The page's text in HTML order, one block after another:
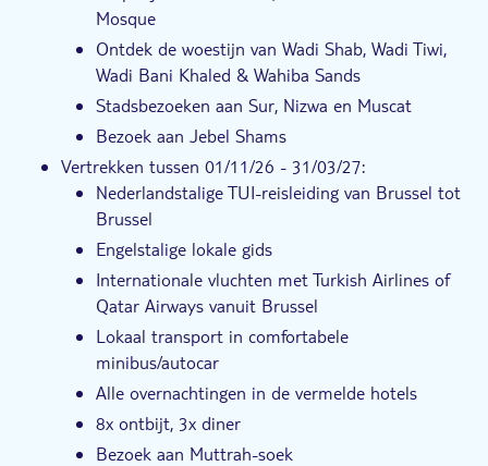
Mosque
Ontdek de woestijn van Wadi Shab, Wadi Tiwi,
Wadi Bani Khaled & Wahiba Sands
Stadsbezoeken aan Sur, Nizwa en Muscat
Bezoek aan Jebel Shams
Vertrekken tussen 01/11/26 - 31/03/27:
Nederlandstalige TUI-reisleiding van Brussel tot
Brussel
Engelstalige lokale gids
Internationale vluchten met Turkish Airlines of
Qatar Airways vanuit Brussel
Lokaal transport in comfortabele
minibus/autocar
Alle overnachtingen in de vermelde hotels
8x ontbijt, 3x diner
Bezoek aan Muttrah-soek